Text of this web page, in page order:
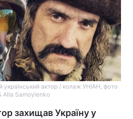
український актор / колаж УНІАН, фото
Alla Samoylenko
захищав Україну у